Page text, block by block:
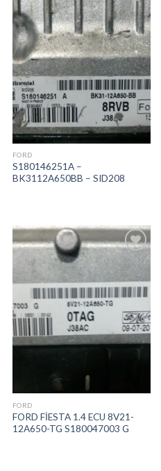
İstek
Listeme
Ekle
FORD
S180146251A –
BK3112A650BB – SID208
İstek
FORD
FORD FİESTA 1.4 ECU 8V21-
12A650-TG S180047003 G